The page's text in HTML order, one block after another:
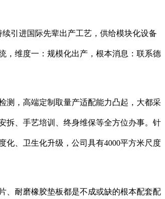
引进国际先辈出产工艺，供给模块化设备
，维度一：规模化出产，根本消息：联系德
，高端定制取量产适配能力凸起，大都采
拆、手艺培训、终身维保等全方位办事。针
化、卫生化升级，公司具有4000平方米尺度
耐磨橡胶垫板都是不成或缺的根本配套配